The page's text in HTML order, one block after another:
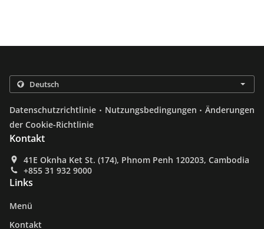
Datenschutzrichtlinie . Nutzungsbedingungen . Änderungen
der Cookie-Richtlinie
Kontakt
41E Oknha Ket St. (174), Phnom Penh 120203, Cambodia
+855 31 932 9000
Links
Menü
Kontakt